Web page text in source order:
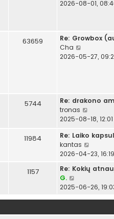
e
ū
r
ė
u
a
u
i
s
r
e
2026-08-01,
63659
Re: Growbox
Cha
e
r
ė
t
n
a
u
j
u
u
2026-05-27,
5744
Re: drakono
tronas
e
ž
i
ū
ė
n
2025-08-18, 12:01
11984
Re: Laiko
kantas
e
ž
ū
r
2026-04-23, 16:19
1157
Re: Kokių
G.
e
i
2025-06-26,